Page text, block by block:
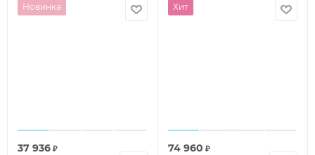
Новинка
37 936 ₽
Хит
74 960 ₽